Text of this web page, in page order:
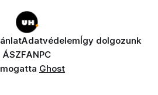
AdatvédelemÍgy dolgozunk
ÁSZFANPC
Ghost